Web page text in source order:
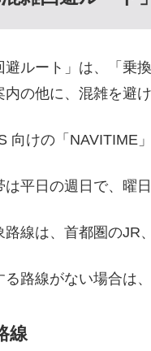
避ルート」は、「乗
の他に、混雑を避
向けの「NAVITIME
は平日の週日で、曜
線は、首都圏のJR
路線がない場合は
線